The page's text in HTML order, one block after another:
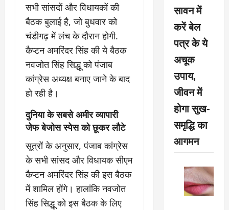
सभी सांसदों और विधायकों की
बैठक बुलाई है, जो बुधवार को
चंडीगढ़ में लंच के दौरान होगी.
कैप्टन अमरिंदर सिंह की ये बैठक
नवजोत सिंह सिद्धू को पंजाब
कांग्रेस अध्यक्ष बनाए जाने के बाद
हो रही है।
दुनिया के सबसे अमीर व्यापारी
जेफ बेजोस स्पेस को छूकर लौटे
सूत्रों के अनुसार, पंजाब कांग्रेस
के सभी सांसद और विधायक सीएम
कैप्टन अमरिंदर सिंह की इस बैठक
में शामिल होंगे। हालांकि नवजोत
सिंह सिद्धू को इस बैठक के लिए
सावन में
करें बेल
पत्र के ये
अचूक
उपाय,
जीवन में
होगा सुख-
समृद्धि का
आगमन